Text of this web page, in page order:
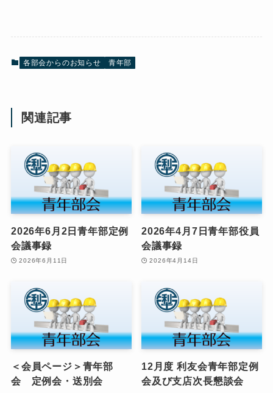
各部会からのお知らせ 青年部
関連記事
2026年6月2日青年部定例
会議事録
2026年6月11日
2026年4月7日青年部役員
会議事録
2026年4月14日
＜会員ページ＞青年部
会 定例会・送別会
12月度 利友会青年部定例
会及び支店次長懇談会